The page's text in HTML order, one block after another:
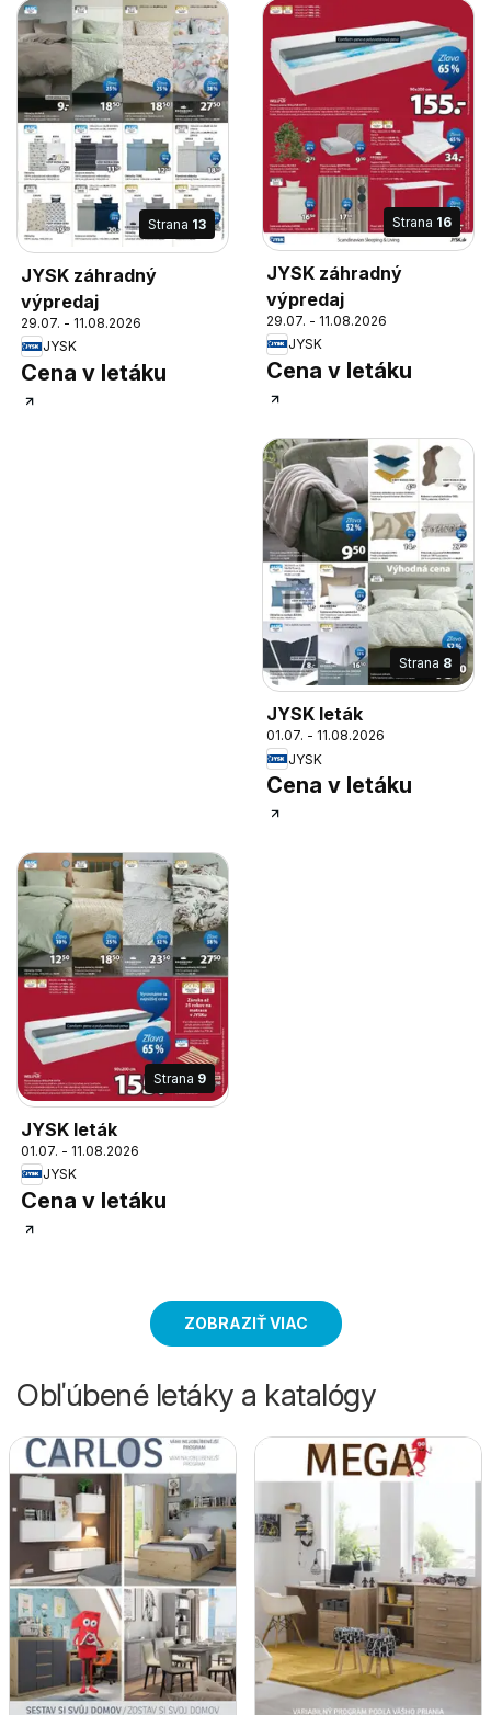
Strana 13
JYSK záhradný
výpredaj
29.07. - 11.08.2026
JYSK
Cena v letáku
Strana 16
JYSK záhradný
výpredaj
29.07. - 11.08.2026
JYSK
Cena v letáku
Strana 8
JYSK leták
01.07. - 11.08.2026
JYSK
Cena v letáku
Strana 9
JYSK leták
01.07. - 11.08.2026
JYSK
Cena v letáku
ZOBRAZIŤ VIAC
Obľúbené letáky a katalógy